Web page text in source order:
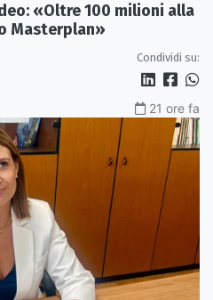
«Oltre 100 milioni alla
Masterplan»
Condividi su:
21 ore fa